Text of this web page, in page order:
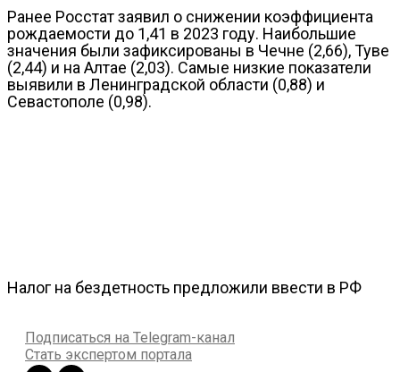
Ранее Росстат заявил о снижении коэффициента
рождаемости до 1,41 в 2023 году. Наибольшие
значения были зафиксированы в Чечне (2,66), Туве
(2,44) и на Алтае (2,03). Самые низкие показатели
выявили в Ленинградской области (0,88) и
Севастополе (0,98).
Налог на бездетность предложили ввести в РФ
Подписаться на Telegram-канал
Стать экспертом портала